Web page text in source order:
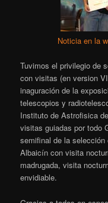
Noticia en la
Tuvimos el privilegio de
con visitas (en version
inaguración de la
telescopios y
Instituto de Astrofisica
visitas guiadas por todo
semifinal de la selección
Albaicín con visita
madrugada, visita
envidiable.